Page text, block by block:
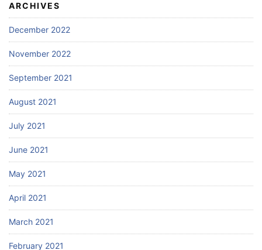
ARCHIVES
December 2022
November 2022
September 2021
August 2021
July 2021
June 2021
May 2021
April 2021
March 2021
February 2021